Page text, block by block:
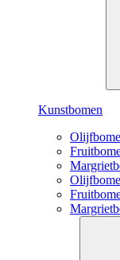
Kunstbomen